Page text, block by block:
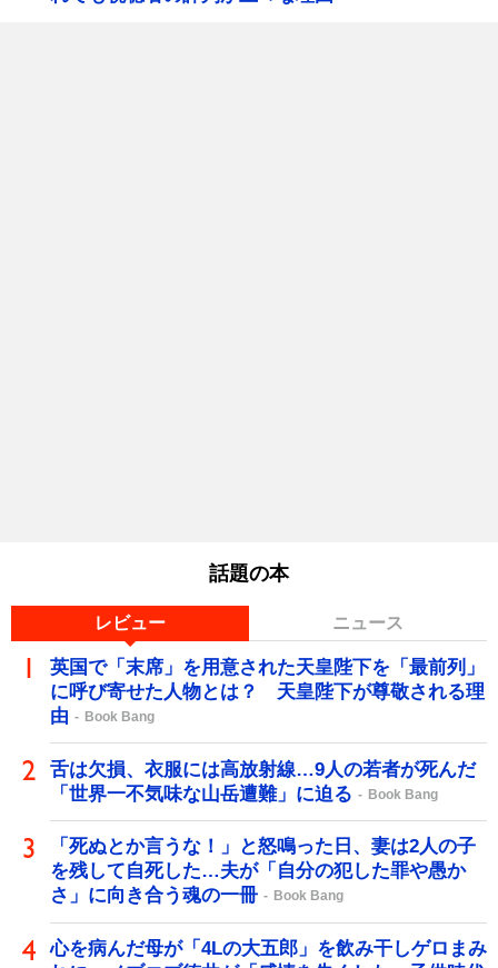
話題の本
レビュー ニュース
英国で「末席」を用意された天皇陛下を「最前列」
に呼び寄せた人物とは？ 天皇陛下が尊敬される理
由
Book Bang
舌は欠損、衣服には高放射線…9人の若者が死んだ
「世界一不気味な山岳遭難」に迫る
Book Bang
「死ぬとか言うな！」と怒鳴った日、妻は2人の子
を残して自死した…夫が「自分の犯した罪や愚か
さ」に向き合う魂の一冊
Book Bang
心を病んだ母が「4Lの大五郎」を飲み干しゲロまみ